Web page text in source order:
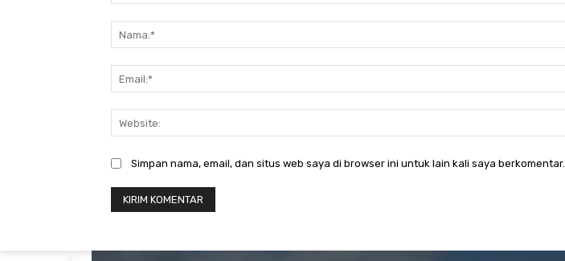
Simpan nama, email, dan situs web saya di browser ini untuk lain kali saya berkomentar.